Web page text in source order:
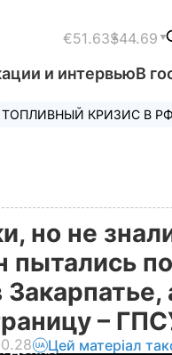
€51.63$44.69
и интервьюВ
ТОПЛИВНЫЙ КРИЗИС В РФ
но не
пытались
–
Цей матеріал